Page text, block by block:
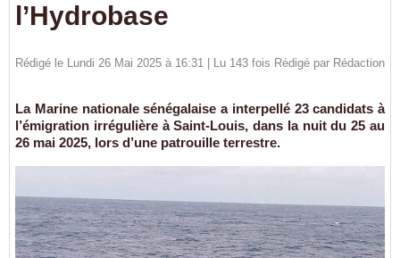
l’Hydrobase
Rédigé le Lundi 26 Mai 2025 à 16:31 | Lu 143 fois Rédigé par Rédaction
La Marine nationale sénégalaise a interpellé 23 candidats à
l’émigration irrégulière à Saint-Louis, dans la nuit du 25 au
26 mai 2025, lors d’une patrouille terrestre.